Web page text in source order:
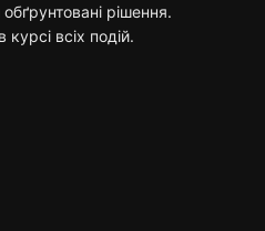
рішення.
всіх подій.